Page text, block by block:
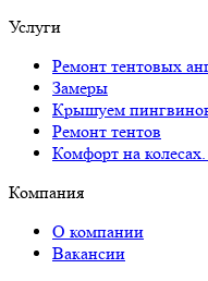
Услуги
Ремонт тентовых
Замеры
Крышуем
Ремонт тентов
Комфорт на
Компания
О компании
Вакансии